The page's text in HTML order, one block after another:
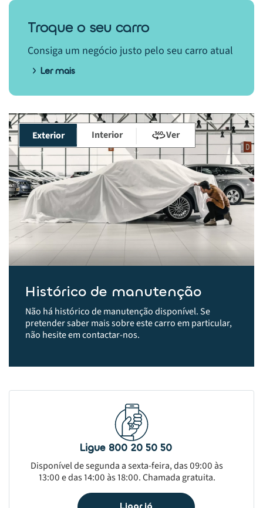
Troque o seu carro
Consiga um negócio justo pelo seu carro atual
Ler mais
Exterior Interior Ver
Histórico de manutenção
Não há histórico de manutenção disponível. Se
pretender saber mais sobre este carro em particular,
não hesite em contactar-nos.
Ligue 800 20 50 50
Disponível de segunda a sexta-feira, das 09:00 às
13:00 e das 14:00 às 18:00. Chamada gratuita.